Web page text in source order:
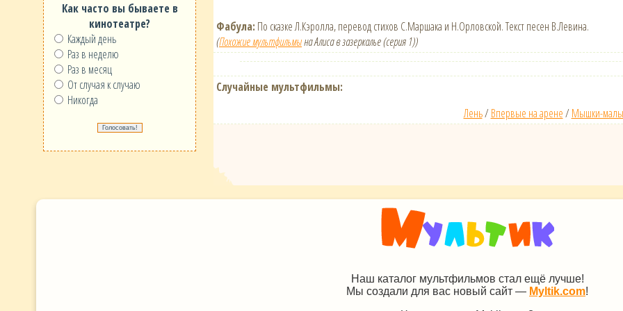
Как часто вы бываете в
кинотеатре?
Каждый день
Раз в неделю
Раз в месяц
От случая к случаю
Никогда
Фабула: По сказке Л.Кэролла, перевод стихов С.Маршака и Н.Орловской. Текст песен В.Левина.
(Похожие мультфильмына Алиса в зазеркалье (серия 1))
Случайные мультфильмы:
Лень/ Впервые на арене/ Мышки-
Наш каталог мультфильмов стал ещё лучше!
Мы создали для вас новый сайт — Myltik.com!